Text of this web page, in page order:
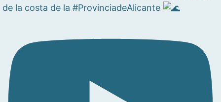
de la costa de la #ProvinciadeAlicante